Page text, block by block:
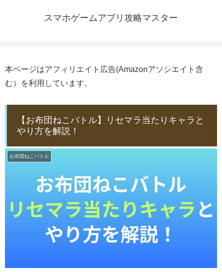
スマホゲームアプリ攻略マスター
本ページはアフィリエイト広告(Amazonアソシエイト含
む）を利用しています。
【お布団ねこバトル】リセマラ当たりキャラと
やり方を解説！
お布団ねこバトル